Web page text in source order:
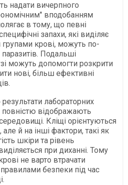
надати вичерпного
вподобанням
в тому, що певні
запахи, які виділяє
крові, можуть по-
Подальші
можуть допомогти розкрити
нові, більш ефективні
лабораторних
відображають
Кліщі орієнтуються
й на інші фактори, такі як
шкіри та рівень
при диханні. Тому
не варто втрачати
правилами безпеки під час